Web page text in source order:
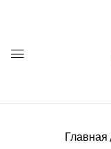
Главная